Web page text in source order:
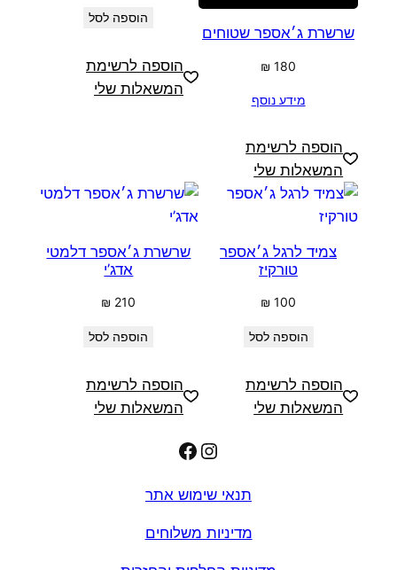
שרשרת ג׳אספר שטוחים
₪ 180
מידע נוסף
הוספה לרשימת
המשאלות שלי
הוספה לסל
הוספה לרשימת
המשאלות שלי
צמיד לרגל ג׳אספר
טורקיז
₪ 100
הוספה לסל
הוספה לרשימת
המשאלות שלי
שרשרת ג׳אספר דלמטי
אדג’י
₪ 210
הוספה לסל
הוספה לרשימת
המשאלות שלי
Instagram
Facebook
תנאי שימוש אתר
מדיניות משלוחים